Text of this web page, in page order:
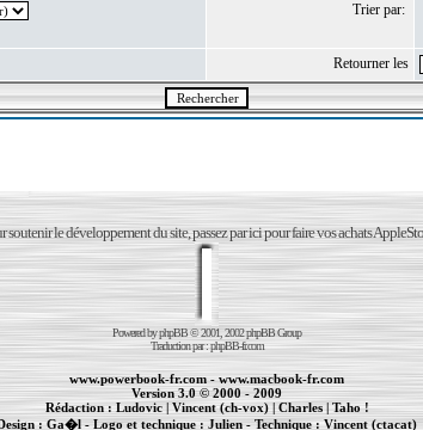
Trier par:
Retourner les
soutenir le développement du site, passez par ici pour faire vos achats
Powered byphpBB© 2001, 2002 phpBB Group
Traduction par :phpBB-fr.com
www.powerbook-fr.com-www.macbook-fr.com
Version 3.0 © 2000 - 2009
Rédaction :Ludovic| Vincent (ch-vox)|Charles| Taho !
: Ga�l - Logo et technique : Julien - Technique :Vincent (ctacat)